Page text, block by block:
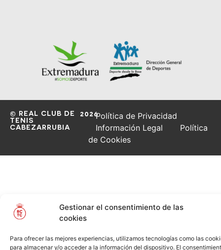
Gestionar el consentimiento de las
cookies
Para ofrecer las mejores experiencias, utilizamos tecnologías como las
para almacenar y/o acceder a la información del dispositivo. El
© REAL CLUB DE
TENIS
CABEZARRUBIA
2026Política de Privacidad
Información Legal
Política
de Cookies